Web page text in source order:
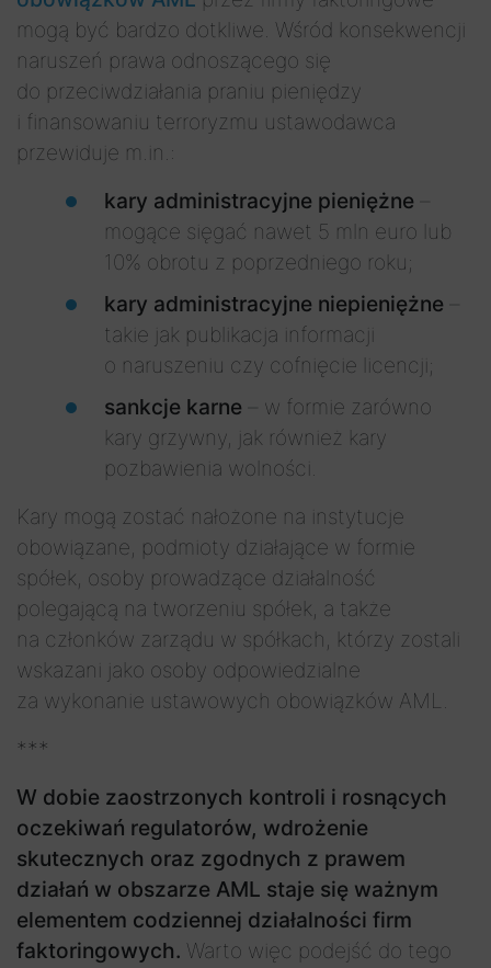
mogą być bardzo dotkliwe. Wśród konsekwencji
naruszeń prawa odnoszącego się
do przeciwdziałania praniu pieniędzy
i finansowaniu terroryzmu ustawodawca
przewiduje m.in.:
kary administracyjne pieniężne
mogące sięgać nawet 5 mln euro lub
10% obrotu z poprzedniego roku;
kary administracyjne niepieniężne
takie jak publikacja informacji
o naruszeniu czy cofnięcie licencji;
sankcje karne – w formie zarówno
kary grzywny, jak również kary
pozbawienia wolności.
Kary mogą zostać nałożone na instytucje
obowiązane, podmioty działające w formie
spółek, osoby prowadzące działalność
polegającą na tworzeniu spółek, a także
na członków zarządu w spółkach, którzy zostali
wskazani jako osoby odpowiedzialne
za wykonanie ustawowych obowiązków AML.
***
W dobie zaostrzonych kontroli i rosnących
oczekiwań regulatorów, wdrożenie
skutecznych oraz zgodnych z prawem
działań w obszarze AML staje się ważnym
elementem codziennej działalności firm
faktoringowych. Warto więc podejść do tego